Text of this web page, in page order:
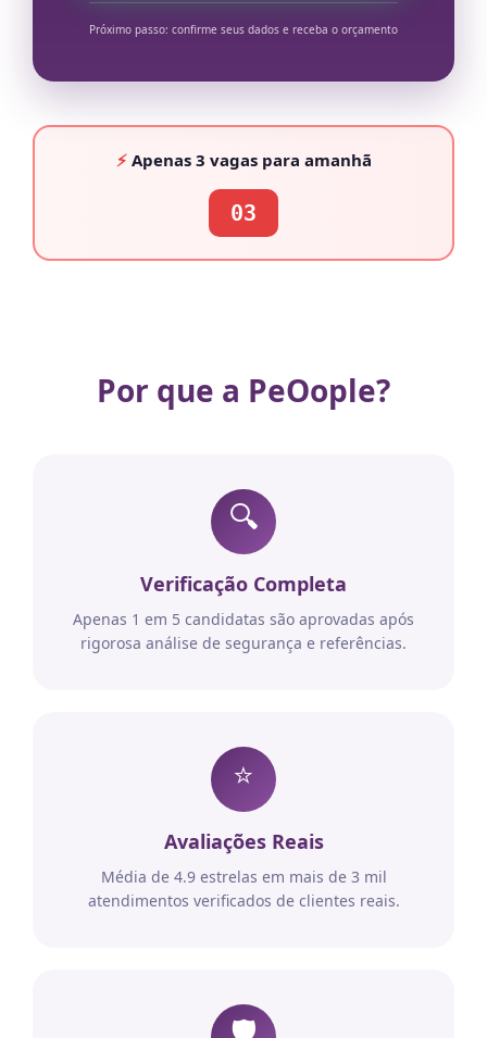
Próximo passo: confirme seus dados e receba o orçamento
⚡Apenas 3 vagaspara amanhã
03
Por que a PeOople?
🔍
Verificação Completa
Apenas 1 em 5 candidatas são aprovadas após
rigorosa análise de segurança e referências.
⭐
Avaliações Reais
Média de 4.9 estrelas em mais de 3 mil
atendimentos verificados de clientes reais.